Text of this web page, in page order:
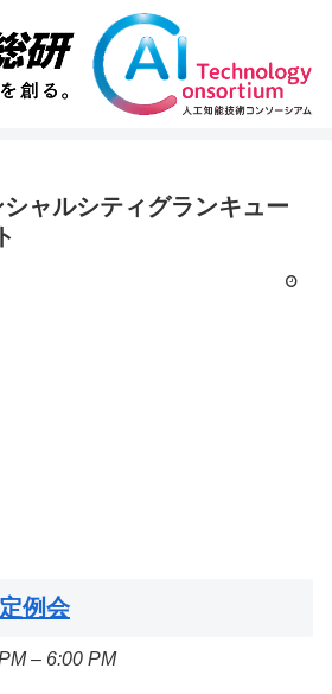
ャルシティグランキュー
例会
– 6:00 PM